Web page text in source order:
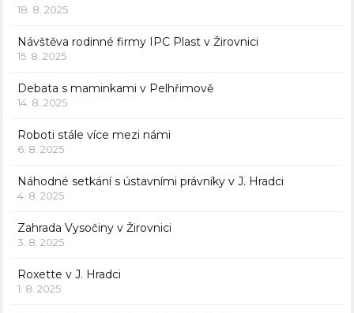
18. 8. 2025
Návštěva rodinné firmy IPC Plast v Žirovnici
15. 8. 2025
Debata s maminkami v Pelhřimově
14. 8. 2025
Roboti stále více mezi námi
6. 8. 2025
Náhodné setkání s ústavními právníky v J. Hradci
4. 8. 2025
Zahrada Vysočiny v Žirovnici
3. 8. 2025
Roxette v J. Hradci
1. 8. 2025